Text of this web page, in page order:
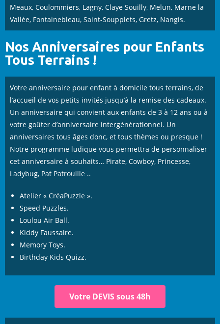
Meaux, Coulommiers, Lagny, Claye Souilly, Melun, Marne la
Vallée, Fontainebleau, Saint-Soupplets, Gretz, Nangis.
Nos Anniversaires pour Enfants
Tous Terrains !
Votre anniversaire pour enfant à domicile tous terrains, de
l’accueil de vos petits invités jusqu’à la remise des cadeaux.
Un anniversaire qui convient aux enfants de 3 à 12 ans ou à
votre goûter d’anniversaire intergénérationnel. Un
anniversaires tous âges donc, et tous thèmes ou presque !
Notre programme ludique vous permettra de personnaliser
cet anniversaire à souhaits… Pirate, Cowboy, Princesse,
Ladybug, Pat Patrouille ..
Atelier « CréaPuzzle ».
Speed Puzzles.
Loulou Air Ball.
Kiddy Faussaire.
Memory Toys.
Birthday Kids Quizz.
Votre DEVIS sous 48h